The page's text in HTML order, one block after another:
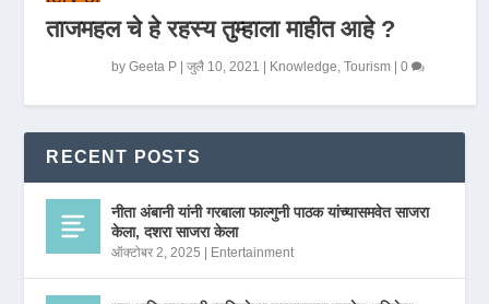
ताजमहल चे हे रहस्य तुम्हाला माहीत आहे ?
byGeeta P |जुलै 10, 2021 Knowledge,Tourism |0
RECENT POSTS
नीता अंबानी यांनी गरबाला फाल्गुनी पाठक यांच्यासमवेत साजरा
केला, दशरा साजरा केला
ऑक्टोबर 2, 2025 Entertainment